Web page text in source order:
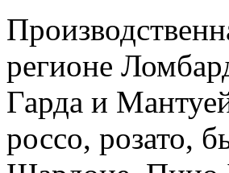
регионе
Гарда и
россо, розато,